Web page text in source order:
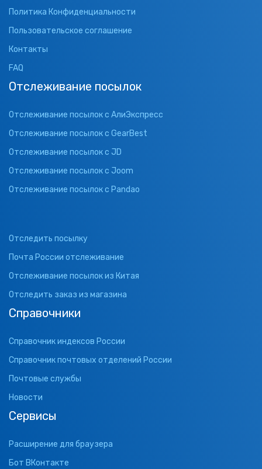
Политика Конфиденциальности
Пользовательское соглашение
Контакты
FAQ
Отслеживание посылок
Отслеживание посылок с АлиЭкспресс
Отслеживание посылок с GearBest
Отслеживание посылок с JD
Отслеживание посылок с Joom
Отслеживание посылок с Pandao
Отследить посылку
Почта России отслеживание
Отслеживание посылок из Китая
Отследить заказ из магазина
Справочники
Справочник индексов России
Справочник почтовых отделений России
Почтовые службы
Новости
Сервисы
Расширение для браузера
Бот ВКонтакте